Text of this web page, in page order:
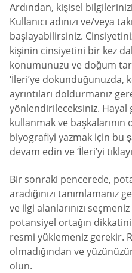
Ardından, kişisel
Kullanıcı adınızı ve/veya
başlayabilirsiniz.
kişinin cinsiyetini bir kez
konumunuzu ve doğum
‘İleri’ye dokunduğunuzda,
ayrıntıları doldurmanız
yönlendirileceksiniz. Hayal
kullanmak ve başkalarının
biyografiyi yazmak için bu
devam edin ve ‘İleri’yi
Bir sonraki pencerede,
aradığınızı
ve ilgi alanlarınızı
potansiyel ortağın
resmi yüklemeniz gerekir.
olmadığından ve
olun.